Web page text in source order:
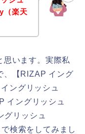
（楽天
思います。実際私
、【RIZAP イング
ングリッシュ
ングリッシュ
リッシュ
検索をしてみまし